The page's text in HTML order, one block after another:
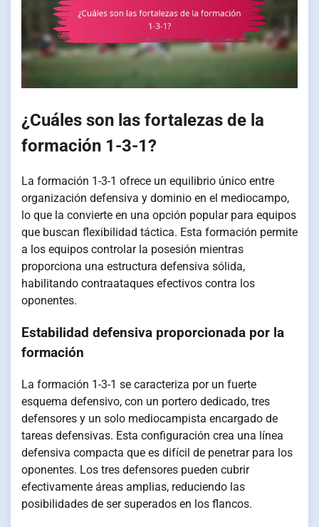
¿Cuáles son las fortalezas de la
formación 1-3-1?
La formación 1-3-1 ofrece un equilibrio único entre
organización defensiva y dominio en el mediocampo,
lo que la convierte en una opción popular para equipos
que buscan flexibilidad táctica. Esta formación permite
a los equipos controlar la posesión mientras
proporciona una estructura defensiva sólida,
habilitando contraataques efectivos contra los
oponentes.
Estabilidad defensiva proporcionada por la
formación
La formación 1-3-1 se caracteriza por un fuerte
esquema defensivo, con un portero dedicado, tres
defensores y un solo mediocampista encargado de
tareas defensivas. Esta configuración crea una línea
defensiva compacta que es difícil de penetrar para los
oponentes. Los tres defensores pueden cubrir
efectivamente áreas amplias, reduciendo las
posibilidades de ser superados en los flancos.